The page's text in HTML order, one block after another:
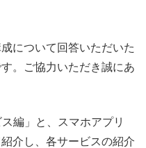
について回答いただいた
。ご協力いただき誠にあ
編」と、スマホアプリ
介し、各サービスの紹介